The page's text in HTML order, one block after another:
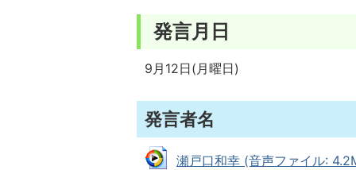
発言月日
9月12日(月曜日)
発言者名
瀬戸口和幸 (音声ファイル: